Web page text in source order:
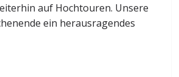
auf Hochtouren. Unsere
ein herausragendes